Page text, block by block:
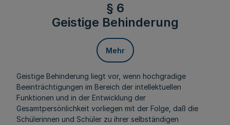
§ 6
Geistige Behinderung
Mehr
Geistige Behinderung liegt vor, wenn hochgradige
Beeinträchtigungen im Bereich der intellektuellen
Funktionen und in der Entwicklung der
Gesamtpersönlichkeit vorliegen mit der Folge, daß die
Schülerinnen und Schüler zu ihrer selbständigen